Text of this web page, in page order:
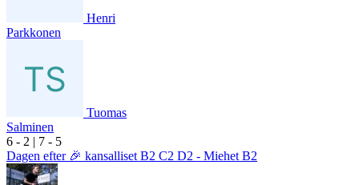
Henri
Parkkonen
Tuomas
Salminen
6 - 2 | 7 - 5
Dagen efter 🎉 kansalliset B2 C2 D2 - Miehet B2